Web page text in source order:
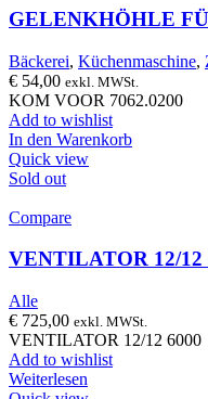
GELENKHÖHLE
Bäckerei, Küchenmaschine,
€ 54,00 exkl. MWSt.
KOM VOOR 7062.0200
Add to wishlist
In den Warenkorb
Quick view
Sold out
Compare
VENTILATOR 12/12
Alle
€ 725,00 exkl. MWSt.
VENTILATOR 12/12 6000
Add to wishlist
Weiterlesen